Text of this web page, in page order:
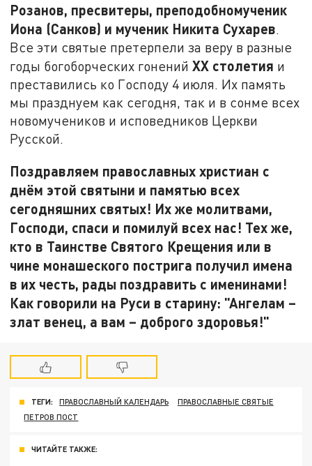
Розанов, пресвитеры, преподобномученик
Иона (Санков) и мученик Никита Сухарев.
Все эти святые претерпели за веру в разные
годы богоборческих гоненийXX столетия и
преставились ко Господу 4 июля. Их память
мы празднуем как сегодня, так и в сонме всех
новомучеников и исповедников Церкви
Русской.
Поздравляем православных христиан с
днём этой святыни и памятью всех
сегодняшних святых! Их же молитвами,
Господи, спаси и помилуй всех нас! Тех же,
кто в Таинстве Святого Крещения или в
чине монашеского пострига получил имена
в их честь, рады поздравить с именинами!
Как говорили на Руси в старину: "Ангелам –
злат венец, а вам – доброго здоровья!"
ТЕГИ: ПРАВОСЛАВНЫЙ КАЛЕНДАРЬ
ПРАВОСЛАВНЫЕ СВЯТЫЕ
ПЕТРОВ ПОСТ
ЧИТАЙТЕ ТАКЖЕ: